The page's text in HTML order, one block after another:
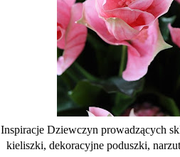
Inspiracje Dziewczyn prowadzących
kieliszki, dekoracyjne poduszki,